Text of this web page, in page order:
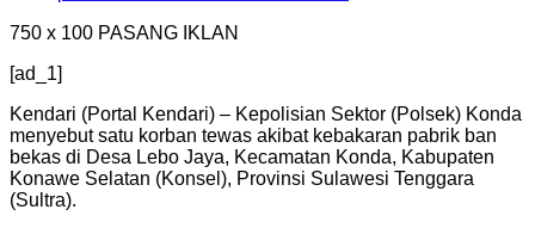
750 x 100 PASANG IKLAN
[ad_1]
Kendari (Portal Kendari) – Kepolisian Sektor (Polsek) Konda
menyebut satu korban tewas akibat kebakaran pabrik ban
bekas di Desa Lebo Jaya, Kecamatan Konda, Kabupaten
Konawe Selatan (Konsel), Provinsi Sulawesi Tenggara
(Sultra).